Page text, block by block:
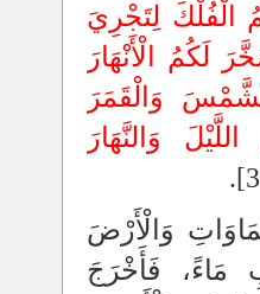
الْفُلْكَ لِتَجْرِيَ
لَكُمُ الْأَنْهَارَ
وَالْقَمَرَ
وَالنَّهَارَ
وَالْأَرْضَ
مَاءً، فَأَخْرَجَ